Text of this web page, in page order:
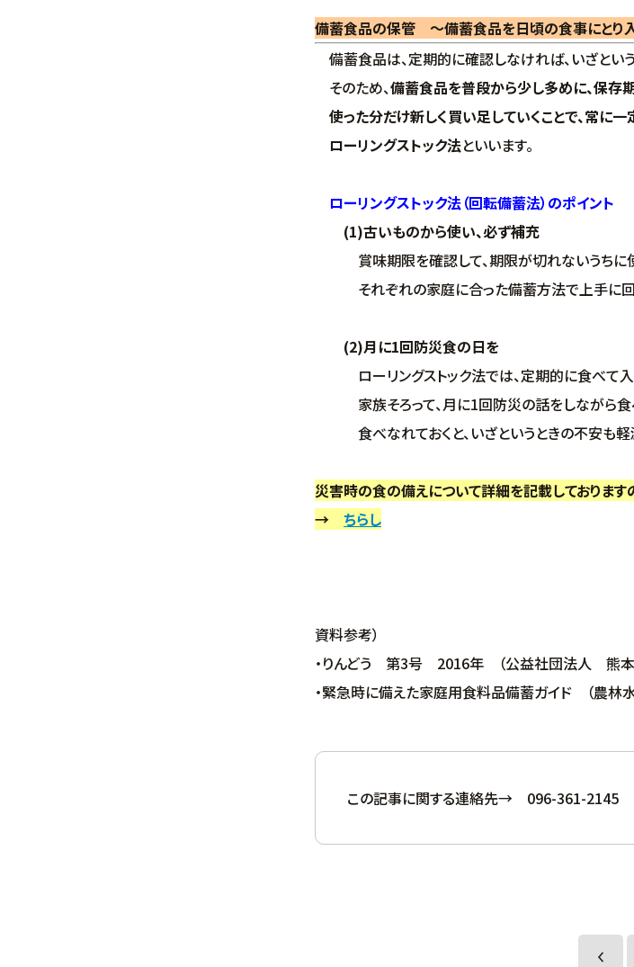
備蓄食品の保管 〜備蓄食品を日頃の食事にとり
備蓄食品は、定期的に確認しなければ、いざとい
そのため、備蓄食品を普段から少し多めに、保存
使った分だけ新しく買い足していくことで、常に
ローリングストック法といいます。
ローリングストック法（回転備蓄法）のポイント
(1)古いものから使い、必ず補充
賞味期限を確認して、期限が切れないうちに使
それぞれの家庭に合った備蓄方法で上手に回転
(2)月に1回防災食の日を
ローリングストック法では、定期的に食べて入
家族そろって、月に1回防災の話をしながら食
食べなれておくと、いざというときの不安も軽
災害時の食の備えについて詳細を記載しております
→ ちらし
資料参考）
・りんどう 第3号 2016年 （公益社団法人 熊本
・緊急時に備えた家庭用食料品備蓄ガイド （農林水
この記事に関する連絡先→ 096-361-2145